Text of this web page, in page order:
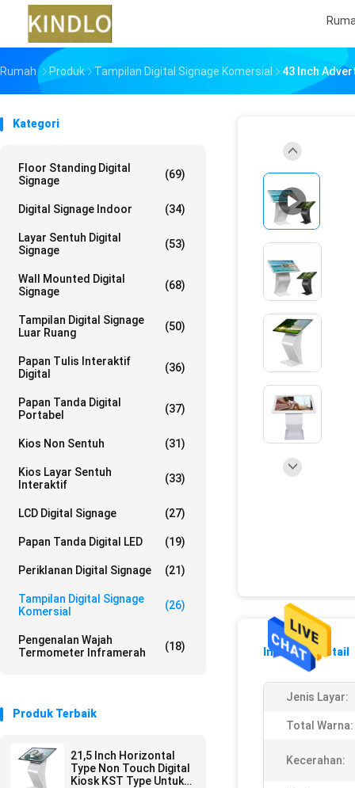
Rumah Produk Tampilan Digital Signage Komersial 43 Inch
Kategori
Floor Standing Digital
Signage
(69)
Digital Signage Indoor (34)
Layar Sentuh Digital
Signage
(53)
Wall Mounted Digital
Signage
(68)
Tampilan Digital Signage
Luar Ruang
(50)
Papan Tulis Interaktif
Digital
(36)
Papan Tanda Digital
Portabel
(37)
Kios Non Sentuh (31)
Kios Layar Sentuh
Interaktif
(33)
LCD Digital Signage (27)
Papan Tanda Digital LED (19)
Periklanan Digital Signage (21)
Tampilan Digital Signage
Komersial
(26)
Pengenalan Wajah
Termometer Inframerah
(18)
Produk Terbaik
21,5 Inch Horizontal
Type Non Touch Digital
Kiosk KST Type Untuk
Informasi Detail
Jenis Layar:
Total Warna:
Kecerahan: